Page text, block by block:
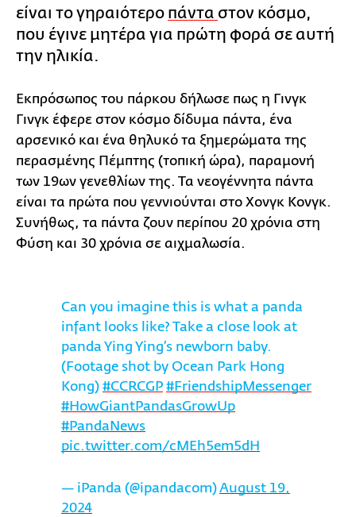
είναι το γηραιότερο πάντα στον κόσμο,
που έγινε μητέρα για πρώτη φορά σε αυτή
την ηλικία.
Εκπρόσωπος του πάρκου δήλωσε πως η Γινγκ
Γινγκ έφερε στον κόσμο δίδυμα πάντα, ένα
αρσενικό και ένα θηλυκό τα ξημερώματα της
περασμένης Πέμπτης (τοπική ώρα), παραμονή
των 19ων γενεθλίων της. Τα νεογέννητα πάντα
είναι τα πρώτα που γεννιούνται στο Χονγκ Κονγκ.
Συνήθως, τα πάντα ζουν περίπου 20 χρόνια στη
Φύση και 30 χρόνια σε αιχμαλωσία.
Can you imagine this is what a panda
infant looks like? Take a close look at
panda Ying Ying’s newborn baby.
(Footage shot by Ocean Park Hong
Kong) #CCRCGP #FriendshipMessenger
#HowGiantPandasGrowUp
#PandaNews
pic.twitter.com/cMEh5em5dH
— iPanda (@ipandacom)August 19,
2024